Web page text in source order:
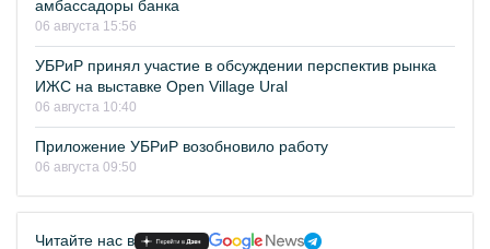
амбассадоры банка
06 августа 15:56
УБРиР принял участие в обсуждении перспектив рынка
ИЖС на выставке Open Village Ural
06 августа 10:40
Приложение УБРиР возобновило работу
06 августа 09:50
Читайте нас в